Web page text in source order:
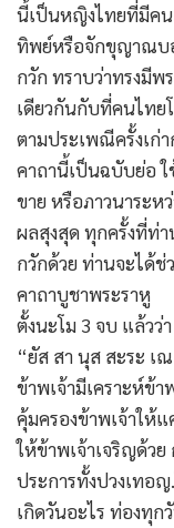
นี้เป็นหญิงไทยที่มีคน
ทิพย์หรือจักขุญาณบ
กวัก ทราบว่าทรงมีพ
เดียวกันกับที่คนไท
ตามประเพณีครั้งเก่
คาถานี้เป็นฉบับย่อ
ขาย หรือภาวนาระห
ผลสุงสุด ทุกครั้งที่ท่
กวักด้วย ท่านจะได้ช่
คาถาบูชาพระราหู
ตั้งนะโม 3 จบ แล้วว่า
“ยัส สา นุส สะระ เ
ข้าพเจ้ามีเคราะห์ข้
คุ้มครองข้าพเจ้าให้
ให้ข้าพเจ้าเจริญด้วย
ประการทั้งปวงเทอ
เกิดวันอะไร ท่องทุก